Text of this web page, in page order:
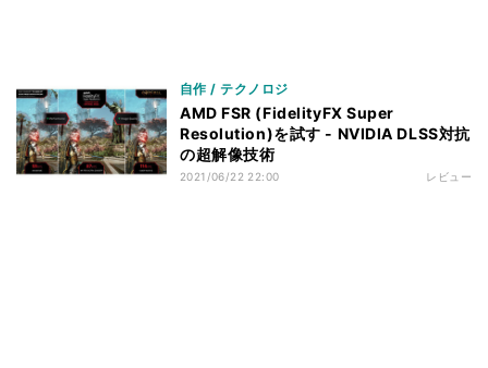
自作 / テクノロジ
AMD FSR (FidelityFX Super
Resolution)を試す - NVIDIA DLSS対抗
の超解像技術
2021/06/22 22:00 レビュー